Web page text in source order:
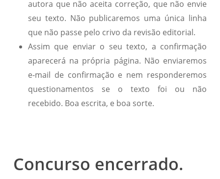
autora que não aceita correção, que não envie
seu texto. Não publicaremos uma única linha
que não passe pelo crivo da revisão editorial.
Assim que enviar o seu texto, a confirmação
aparecerá na própria página. Não enviaremos
e-mail de confirmação e nem responderemos
questionamentos se o texto foi ou não
recebido. Boa escrita, e boa sorte.
Concurso encerrado.